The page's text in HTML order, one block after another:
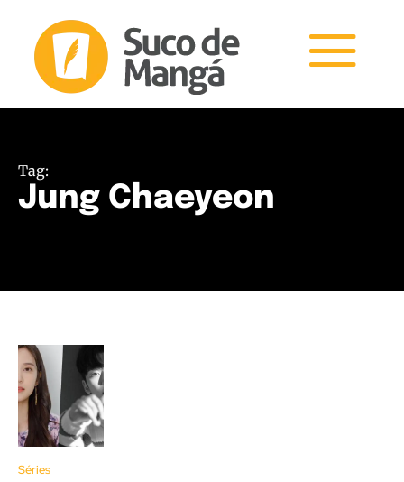
Tag:
Jung Chaeyeon
Séries